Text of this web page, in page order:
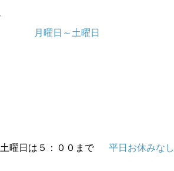
月曜日～土曜日
土曜日は５：００まで 平日お休みなし